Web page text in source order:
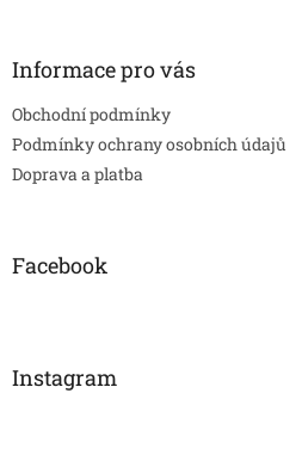
Informace pro vás
Obchodní podmínky
Podmínky ochrany osobních údajů
Doprava a platba
Facebook
Instagram